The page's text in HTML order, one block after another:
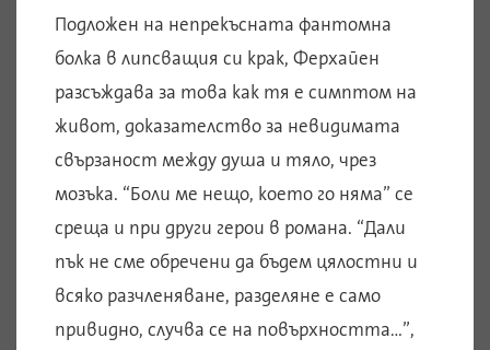
Подложен на непрекъсната фантомна
болка в липсващия си крак, Ферхайен
разсъждава за това как тя е симптом на
живот, доказателство за невидимата
свързаност между душа и тяло, чрез
мозъка. “Боли ме нещо, което го няма” се
среща и при други герои в романа. “Дали
пък не сме обречени да бъдем цялостни и
всяко разчленяване, разделяне е само
привидно, случва се на повърхността…”,